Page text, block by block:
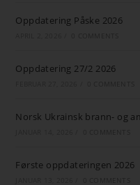
Oppdatering Påske 2026
Oppdatering 27/2 2026
Norsk Ukrainsk brann- og
Første oppdateringen 2026